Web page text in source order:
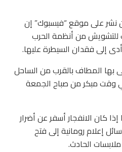
نشر على موقع “فيسبوك” إن
للتشويش من أنظمة الحرب
أدى إلى فقدان السيطرة عليها.
بها المطاف بالقرب من الساحل
وقت مبكر من صباح الجمعة
كان الانفجار أسفر عن أضرار
إعلام رومانية إلى فتح
الحادث.